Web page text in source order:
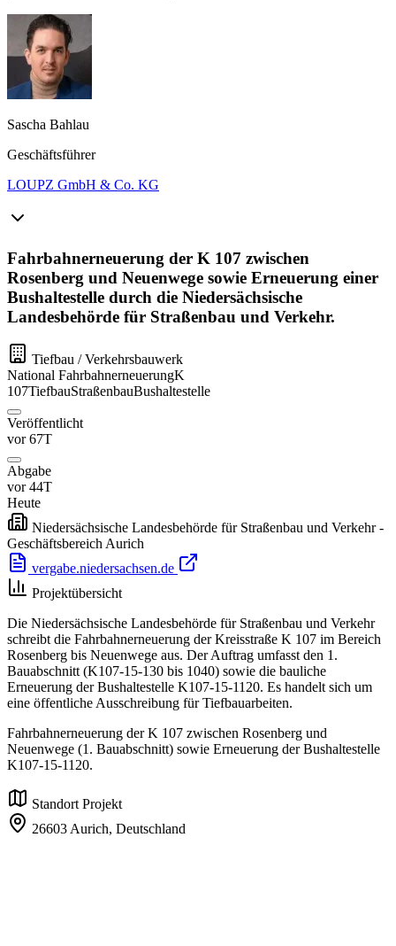
Sascha Bahlau
Geschäftsführer
LOUPZ GmbH & Co. KG
Fahrbahnerneuerung der K 107 zwischen
Rosenberg und Neuenwege sowie Erneuerung einer
Bushaltestelle durch die Niedersächsische
Landesbehörde für Straßenbau und Verkehr.
Tiefbau / Verkehrsbauwerk
National FahrbahnerneuerungK
107TiefbauStraßenbauBushaltestelle
Veröffentlicht
vor 67T
Abgabe
vor 44T
Heute
Niedersächsische Landesbehörde für Straßenbau und Verkehr -
Geschäftsbereich Aurich
vergabe.niedersachsen.de
Projektübersicht
Die Niedersächsische Landesbehörde für Straßenbau und Verkehr
schreibt die Fahrbahnerneuerung der Kreisstraße K 107 im Bereich
Rosenberg bis Neuenwege aus. Der Auftrag umfasst den 1.
Bauabschnitt (K107-15-130 bis 1040) sowie die bauliche
Erneuerung der Bushaltestelle K107-15-1120. Es handelt sich um
eine öffentliche Ausschreibung für Tiefbauarbeiten.
Fahrbahnerneuerung der K 107 zwischen Rosenberg und
Neuenwege (1. Bauabschnitt) sowie Erneuerung der Bushaltestelle
K107-15-1120.
Standort Projekt
26603 Aurich, Deutschland